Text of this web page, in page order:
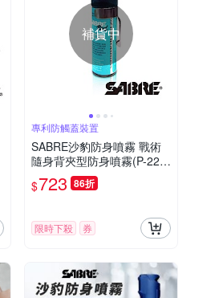
補貨中
專利防觸蓋裝置
SABRE沙豹防身噴霧 戰術
隨身背夾型防身噴霧(P-22-
GEL-TQ)
$723 86折
限時下殺 券